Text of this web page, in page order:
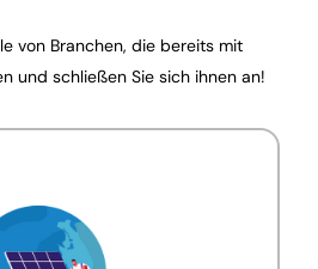
von Branchen, die bereits mit
und schließen Sie sich ihnen an!